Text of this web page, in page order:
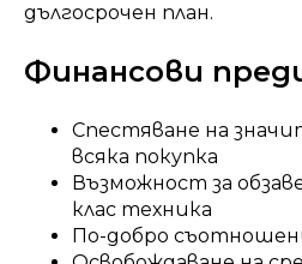
дългосрочен план.
Финансови
Спестяване на
всяка покупка
Възможност за
клас техника
По-добро